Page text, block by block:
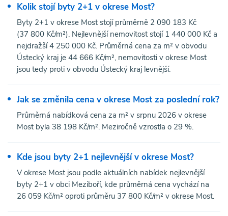
Kolik stojí byty 2+1 v okrese Most?
Byty 2+1 v okrese Most stojí průměrně 2 090 183 Kč
(37 800 Kč/m²). Nejlevnější nemovitost stojí 1 440 000 Kč a
nejdražší 4 250 000 Kč. Průměrná cena za m² v obvodu
Ústecký kraj je 44 666 Kč/m², nemovitosti v okrese Most
jsou tedy proti v obvodu Ústecký kraj levnější.
Jak se změnila cena v okrese Most za poslední rok?
Průměrná nabídková cena za m² v srpnu 2026 v okrese
Most byla 38 198 Kč/m². Meziročně vzrostla o 29 %.
Kde jsou byty 2+1 nejlevnější v okrese Most?
V okrese Most jsou podle aktuálních nabídek nejlevnější
byty 2+1 v obci Meziboří, kde průměrná cena vychází na
26 059 Kč/m² oproti průměru 37 800 Kč/m² v okrese Most.